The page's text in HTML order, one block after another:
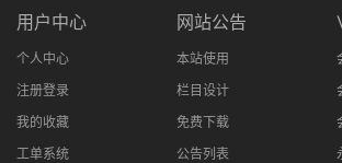
用户中心
个人中心
注册登录
我的收藏
工单系统
网站公告
本站使用
栏目设计
免费下载
公告列表